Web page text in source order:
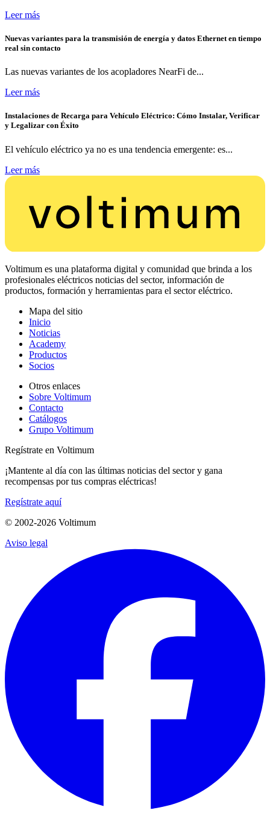
Leer más
Nuevas variantes para la transmisión de energía y datos Ethernet en tiempo
real sin contacto
Las nuevas variantes de los acopladores NearFi de...
Leer más
Instalaciones de Recarga para Vehículo Eléctrico: Cómo Instalar, Verificar
y Legalizar con Éxito
El vehículo eléctrico ya no es una tendencia emergente: es...
Leer más
Voltimum es una plataforma digital y comunidad que brinda a los
profesionales eléctricos noticias del sector, información de
productos, formación y herramientas para el sector eléctrico.
Mapa del sitio
Inicio
Noticias
Academy
Productos
Socios
Otros enlaces
Sobre Voltimum
Contacto
Catálogos
Grupo Voltimum
Regístrate en Voltimum
¡Mantente al día con las últimas noticias del sector y gana
recompensas por tus compras eléctricas!
Regístrate aquí
© 2002-2026 Voltimum
Aviso legal